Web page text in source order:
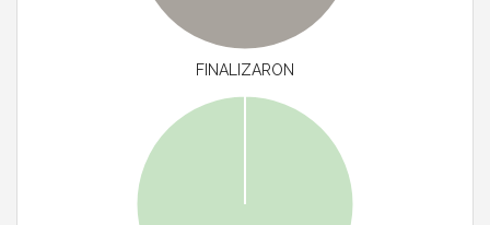
FINALIZARON